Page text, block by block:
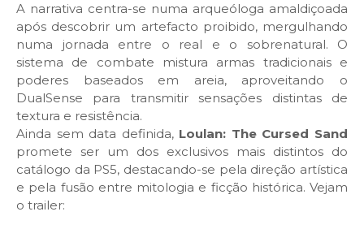
A narrativa centra-se numa arqueóloga amaldiçoada
após descobrir um artefacto proibido, mergulhando
numa jornada entre o real e o sobrenatural. O
sistema de combate mistura armas tradicionais e
poderes baseados em areia, aproveitando o
DualSense para transmitir sensações distintas de
textura e resistência.
Ainda sem data definida, Loulan: The Cursed Sand
promete ser um dos exclusivos mais distintos do
catálogo da PS5, destacando-se pela direção artística
e pela fusão entre mitologia e ficção histórica. Vejam
o trailer: